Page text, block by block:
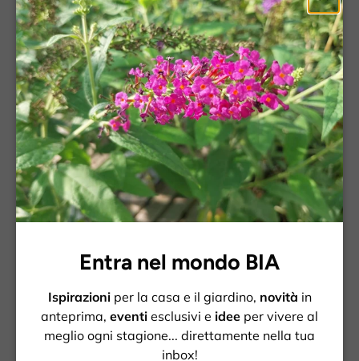
Entra nel mondo BIA
Ispirazioni per la casa e il giardino, novità in
anteprima, eventi esclusivi e idee per vivere al
meglio ogni stagione... direttamente nella tua
inbox!